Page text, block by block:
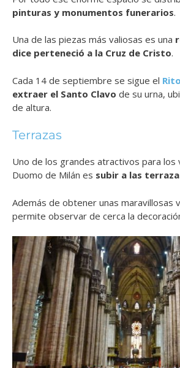
pinturas y monumentos funerarios.
Una de las piezas más valiosas es una
dice perteneció a la Cruz de Cristo.
Cada 14 de septiembre se sigue el
extraer el Santo Clavo de su urna,
de altura.
Terrazas
Uno de los grandes atractivos para los
Duomo de Milán es subir a las
Además de obtener unas maravillosas
permite observar de cerca la